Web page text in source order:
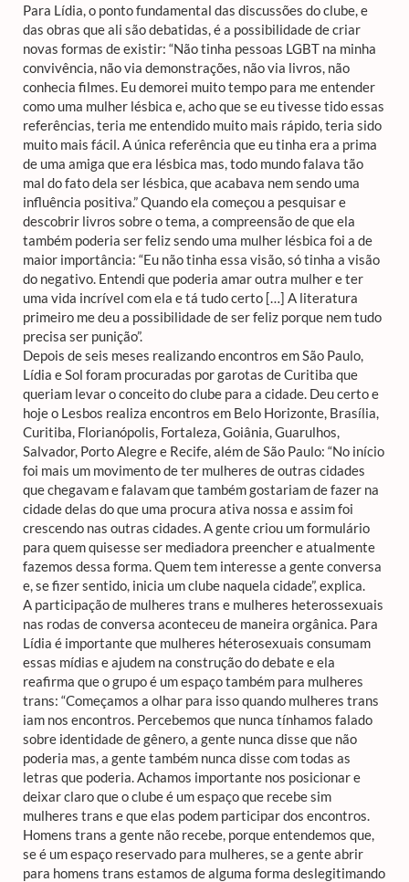
Para Lídia, o ponto fundamental das discussões do clube, e
das obras que ali são debatidas, é a possibilidade de criar
novas formas de existir: “Não tinha pessoas LGBT na minha
convivência, não via demonstrações, não via livros, não
conhecia filmes. Eu demorei muito tempo para me entender
como uma mulher lésbica e, acho que se eu tivesse tido essas
referências, teria me entendido muito mais rápido, teria sido
muito mais fácil. A única referência que eu tinha era a prima
de uma amiga que era lésbica mas, todo mundo falava tão
mal do fato dela ser lésbica, que acabava nem sendo uma
influência positiva.” Quando ela começou a pesquisar e
descobrir livros sobre o tema, a compreensão de que ela
também poderia ser feliz sendo uma mulher lésbica foi a de
maior importância: “Eu não tinha essa visão, só tinha a visão
do negativo. Entendi que poderia amar outra mulher e ter
uma vida incrível com ela e tá tudo certo […] A literatura
primeiro me deu a possibilidade de ser feliz porque nem tudo
precisa ser punição”.
Depois de seis meses realizando encontros em São Paulo,
Lídia e Sol foram procuradas por garotas de Curitiba que
queriam levar o conceito do clube para a cidade. Deu certo e
hoje o Lesbos realiza encontros em Belo Horizonte, Brasília,
Curitiba, Florianópolis, Fortaleza, Goiânia, Guarulhos,
Salvador, Porto Alegre e Recife, além de São Paulo: “No início
foi mais um movimento de ter mulheres de outras cidades
que chegavam e falavam que também gostariam de fazer na
cidade delas do que uma procura ativa nossa e assim foi
crescendo nas outras cidades. A gente criou um formulário
para quem quisesse ser mediadora preencher e atualmente
fazemos dessa forma. Quem tem interesse a gente conversa
e, se fizer sentido, inicia um clube naquela cidade”, explica.
A participação de mulheres trans e mulheres heterossexuais
nas rodas de conversa aconteceu de maneira orgânica. Para
Lídia é importante que mulheres héterosexuais consumam
essas mídias e ajudem na construção do debate e ela
reafirma que o grupo é um espaço também para mulheres
trans: “Começamos a olhar para isso quando mulheres trans
iam nos encontros. Percebemos que nunca tínhamos falado
sobre identidade de gênero, a gente nunca disse que não
poderia mas, a gente também nunca disse com todas as
letras que poderia. Achamos importante nos posicionar e
deixar claro que o clube é um espaço que recebe sim
mulheres trans e que elas podem participar dos encontros.
Homens trans a gente não recebe, porque entendemos que,
se é um espaço reservado para mulheres, se a gente abrir
para homens trans estamos de alguma forma deslegitimando